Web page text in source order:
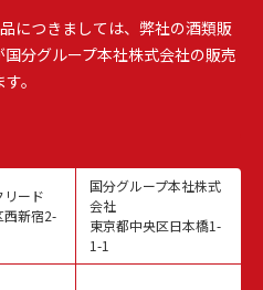
につきましては、弊社の酒類販
分グループ本社株式会社の販売
。
リード
西新宿2-
国分グループ本社株式
会社
東京都中央区日本橋1-
1-1